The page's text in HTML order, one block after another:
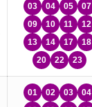
03 04 05
07
09
10 11
12
13
14 17
18
20
22 23
01 02 03
04